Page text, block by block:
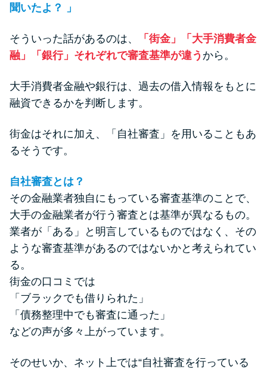
聞いたよ？ 」
そういった話があるのは、
「街金」「大手消費者金
融」「銀行」それぞれで審査基準が違う から。
大手消費者金融や銀行は、過去の借入情報をもとに
融資できるかを判断します。
街金はそれに加え、「自社審査」を用いることもあ
るそうです。
自社審査とは？
その金融業者独自にもっている審査基準のことで、
大手の金融業者が行う審査とは基準が異なるもの。
業者が「ある」と明言しているものではなく、その
ような審査基準があるのではないかと考えられてい
る。
街金の口コミでは
「ブラックでも借りられた」
「債務整理中でも審査に通った」
などの声が多々上がっています。
そのせいか、ネット上では“自社審査を行っている